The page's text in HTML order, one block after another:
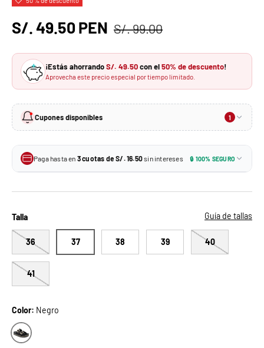
S/. 49.50 PEN S/. 99.00
¡Estás ahorrandoS/. 49.50con el50% de descuento!
Aprovecha este precio especial por tiempo limitado.
Cupones disponibles 1
En tu primera compra · Sin monto mínimo
Tu precio con el cupón:
Paga hasta en 3 cuotas de S/. 16.50sin intereses 🔒 100% SEGURO
Talla Guía de tallas
36 37 38 39 40
41
Color: Negro
Negro